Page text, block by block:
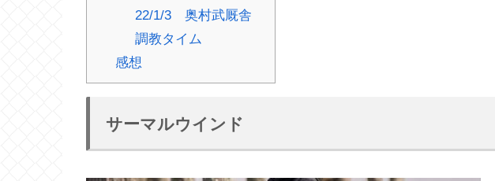
22/1/3 奥村武厩舎
調教タイム
感想
サーマルウインド